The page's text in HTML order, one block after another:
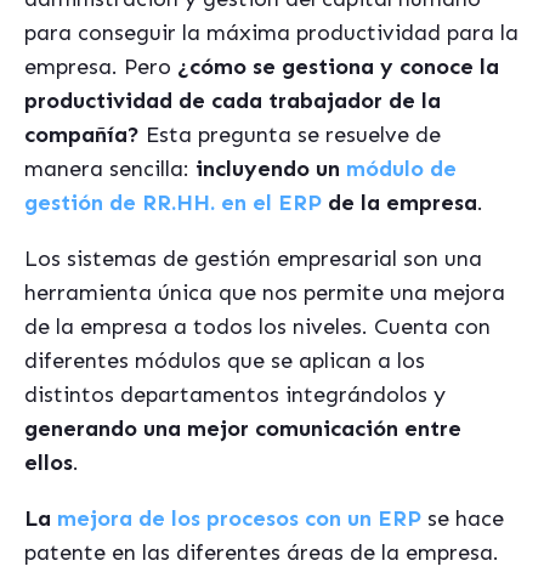
para conseguir la máxima productividad para la
empresa. Pero ¿cómo se gestiona y conoce la
productividad de cada trabajador de la
compañía? Esta pregunta se resuelve de
manera sencilla: incluyendo un módulo de
gestión de RR.HH. en el ERP de la empresa.
Los sistemas de gestión empresarial son una
herramienta única que nos permite una mejora
de la empresa a todos los niveles. Cuenta con
diferentes módulos que se aplican a los
distintos departamentos integrándolos y
generando una mejor comunicación entre
ellos.
La mejora de los procesos con un ERP se hace
patente en las diferentes áreas de la empresa.